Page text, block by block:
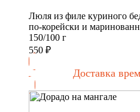
Люля из филе куриного
по-корейски и
150/100 г
550 ₽
Доставка